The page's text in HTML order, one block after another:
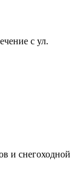
с ул.
и снегоходной